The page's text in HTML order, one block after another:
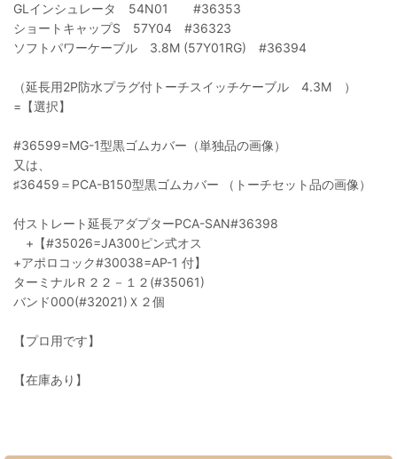
GLインシュレータ 54N01 #36353
ショートキャップS 57Y04 #36323
ソフトパワーケーブル 3.8M (57Y01RG) #36394
（延長用2P防水プラグ付トーチスイッチケーブル 4.3M ）
=【選択】
#36599=MG-1型黒ゴムカバー（単独品の画像）
又は、
♯36459＝PCA-B150型黒ゴムカバー （トーチセット品の画像）
付ストレート延長アダプターPCA-SAN#36398
+【#35026=JA300ピン式オス
+アポロコック#30038=AP-1 付】
ターミナルＲ２２－１２(#35061)
バンド000(#32021)Ｘ２個
【プロ用です】
【在庫あり】